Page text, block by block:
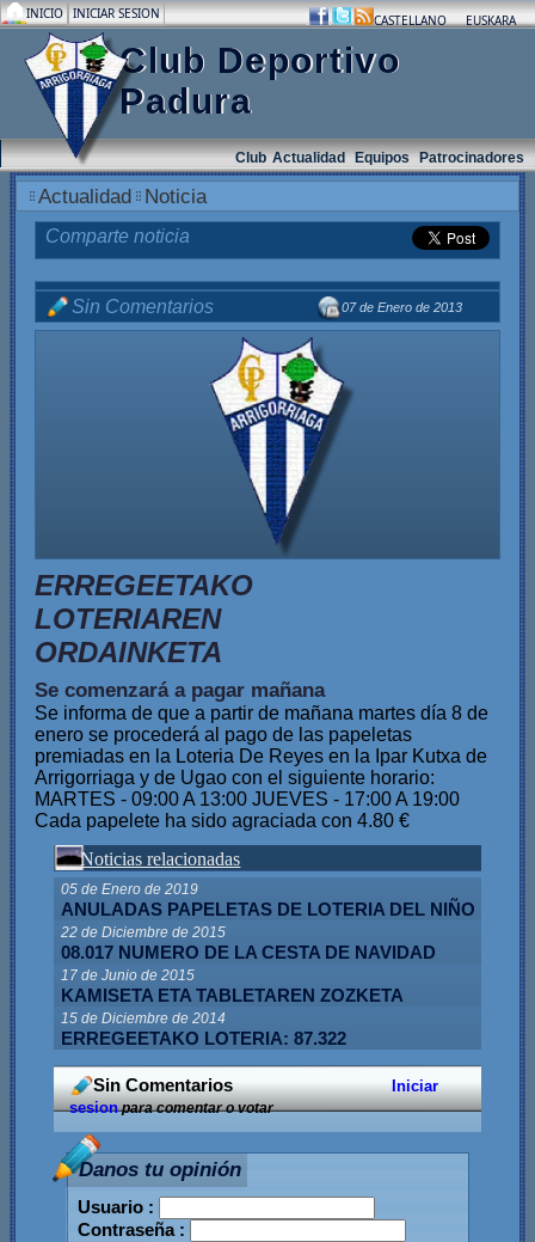
INICIO INICIAR SESION . . . CASTELLANO EUSKARA
Club Deportivo
Padura
Club Actualidad Equipos Patrocinadores
Actualidad Noticia
Comparte noticia
Sin Comentarios 07 de Enero de 2013
ERREGEETAKO
LOTERIAREN
ORDAINKETA
Se comenzará a pagar mañana
Se informa de que a partir de mañana martes día 8 de
enero se procederá al pago de las papeletas
premiadas en la Loteria De Reyes en la Ipar Kutxa de
Arrigorriaga y de Ugao con el siguiente horario:
MARTES - 09:00 A 13:00 JUEVES - 17:00 A 19:00
Cada papelete ha sido agraciada con 4.80 €
Noticias relacionadas
05 de Enero de 2019
ANULADAS PAPELETAS DE LOTERIA DEL NIÑO
22 de Diciembre de 2015
08.017 NUMERO DE LA CESTA DE NAVIDAD
17 de Junio de 2015
KAMISETA ETA TABLETAREN ZOZKETA
15 de Diciembre de 2014
ERREGEETAKO LOTERIA: 87.322
Sin Comentarios
Iniciar
sesionpara comentar o votar
Danos tu opinión
Usuario :
Contraseña :